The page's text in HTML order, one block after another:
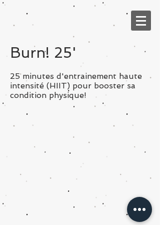
Burn! 25'
25 minutes d'entrainement haute
intensité (HIIT) pour booster sa
condition physique!